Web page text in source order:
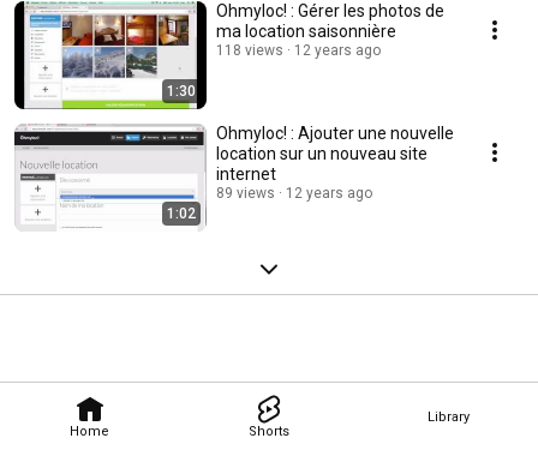
Home Shorts
Library
1:30
Ohmyloc! : Gérer les photos de
ma location saisonnière
118 views 12 years ago
1:02
Ohmyloc! : Ajouter une nouvelle
location sur un nouveau site
internet
89 views 12 years ago